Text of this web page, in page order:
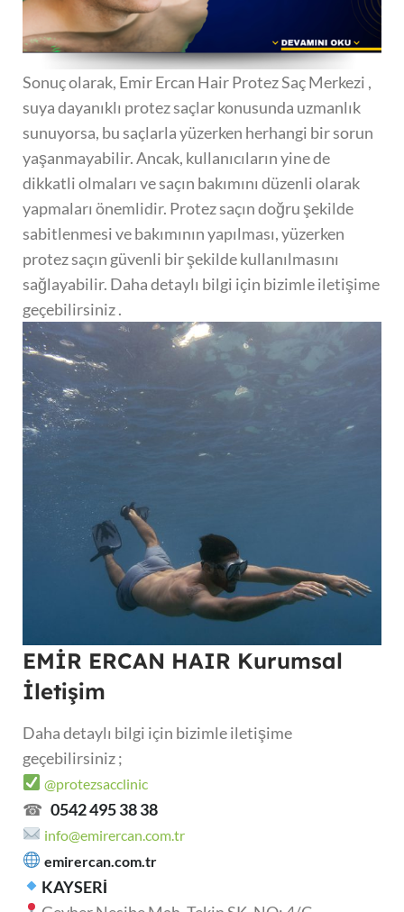
Sonuç olarak, Emir Ercan Hair Protez Saç Merkezi ,
suya dayanıklı protez saçlar konusunda uzmanlık
sunuyorsa, bu saçlarla yüzerken herhangi bir sorun
yaşanmayabilir. Ancak, kullanıcıların yine de
dikkatli olmaları ve saçın bakımını düzenli olarak
yapmaları önemlidir. Protez saçın doğru şekilde
sabitlenmesi ve bakımının yapılması, yüzerken
protez saçın güvenli bir şekilde kullanılmasını
sağlayabilir. Daha detaylı bilgi için bizimle iletişime
geçebilirsiniz .
EMİR ERCAN HAIR Kurumsal
İletişim
Daha detaylı bilgi için bizimle iletişime
geçebilirsiniz ;
@protezsacclinic
☎ 0542 495 38 38
info@emirercan.com.tr
emirercan.com.tr
KAYSERİ